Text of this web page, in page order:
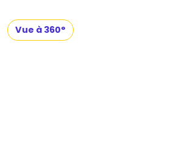
Vue à 360°